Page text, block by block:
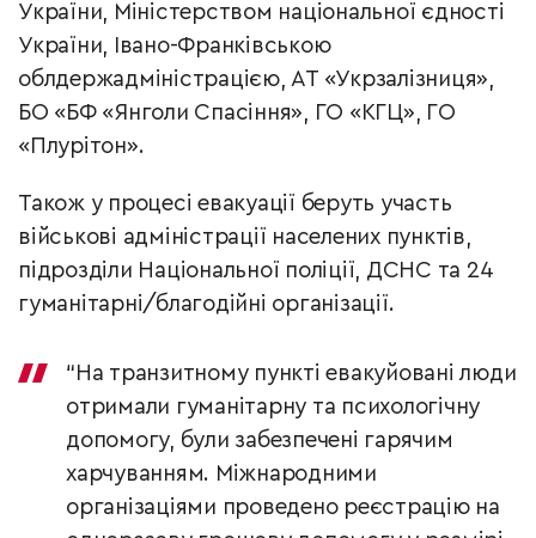
України, Міністерством національної єдності
України, Івано-Франківською
облдержадміністрацією, АТ «Укрзалізниця»,
БО «БФ «Янголи Спасіння», ГО «КГЦ», ГО
«Плурітон».
Також у процесі евакуації беруть участь
військові адміністрації населених пунктів,
підрозділи Національної поліції, ДСНС та 24
гуманітарні/благодійні організації.
“На транзитному пункті евакуйовані люди
отримали гуманітарну та психологічну
допомогу, були забезпечені гарячим
харчуванням. Міжнародними
організаціями проведено реєстрацію на